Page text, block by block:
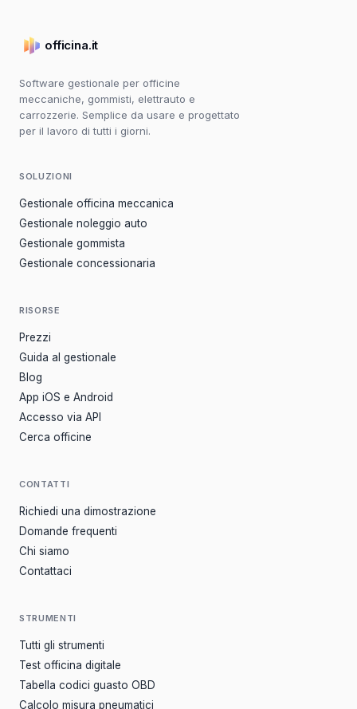
officina.it
Software gestionale per officine
meccaniche, gommisti, elettrauto e
carrozzerie. Semplice da usare e progettato
per il lavoro di tutti i giorni.
SOLUZIONI
Gestionale officina meccanica
Gestionale noleggio auto
Gestionale gommista
Gestionale concessionaria
RISORSE
Prezzi
Guida al gestionale
Blog
App iOS e Android
Accesso via API
Cerca officine
CONTATTI
Richiedi una dimostrazione
Domande frequenti
Chi siamo
Contattaci
STRUMENTI
Tutti gli strumenti
Test officina digitale
Tabella codici guasto OBD
Calcolo misura pneumatici